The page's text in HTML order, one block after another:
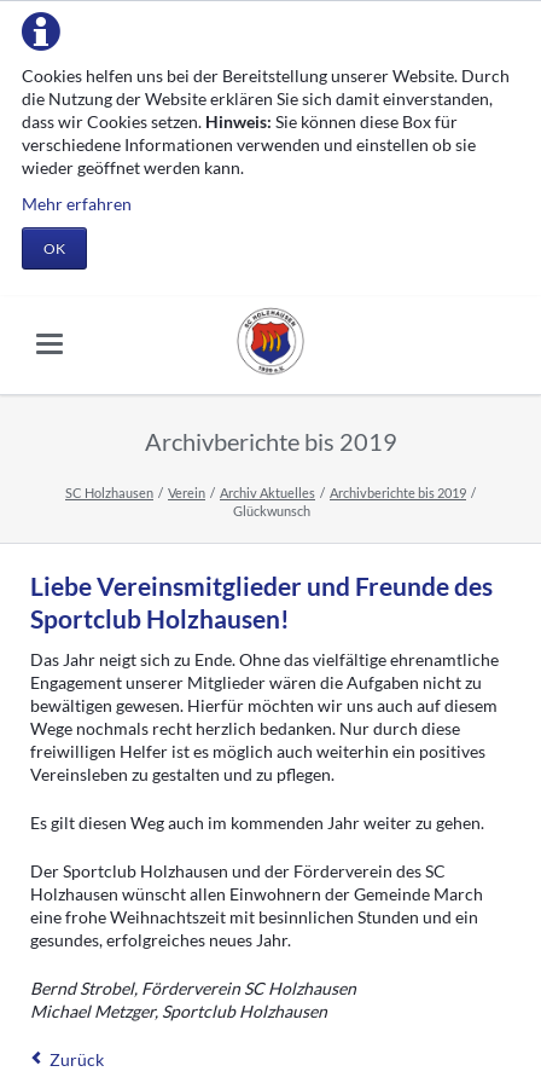
Cookies helfen uns bei der Bereitstellung unserer Website. Durch
die Nutzung der Website erklären Sie sich damit einverstanden,
dass wir Cookies setzen. Hinweis: Sie können diese Box für
verschiedene Informationen verwenden und einstellen ob sie
wieder geöffnet werden kann.
Mehr erfahren
OK
Archivberichte bis 2019
SC Holzhausen Verein Archiv Aktuelles
Archivberichte bis 2019
Glückwunsch
Liebe Vereinsmitglieder und Freunde des
Sportclub Holzhausen!
Das Jahr neigt sich zu Ende. Ohne das vielfältige ehrenamtliche
Engagement unserer Mitglieder wären die Aufgaben nicht zu
bewältigen gewesen. Hierfür möchten wir uns auch auf diesem
Wege nochmals recht herzlich bedanken. Nur durch diese
freiwilligen Helfer ist es möglich auch weiterhin ein positives
Vereinsleben zu gestalten und zu pflegen.
Es gilt diesen Weg auch im kommenden Jahr weiter zu gehen.
Der Sportclub Holzhausen und der Förderverein des SC
Holzhausen wünscht allen Einwohnern der Gemeinde March
eine frohe Weihnachtszeit mit besinnlichen Stunden und ein
gesundes, erfolgreiches neues Jahr.
Bernd Strobel, Förderverein SC Holzhausen
Michael Metzger, Sportclub Holzhausen
Zurück